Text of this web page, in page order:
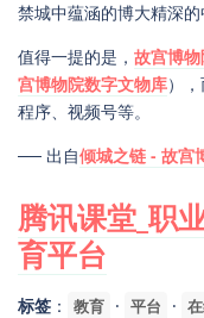
禁城中蕴涵的博大精深的
值得一提的是， 故宫博
宫博物院数字文物库）
程序、视频号等。
── 出自倾城之链 - 故宫
腾讯课堂_职
育平台
标签 ： 教育 · 平台 ·